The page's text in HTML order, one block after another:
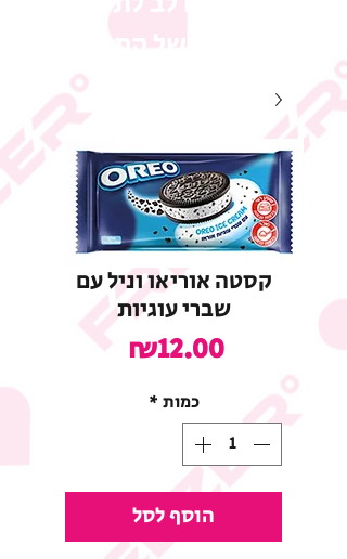
המבצע של המוצר
קסטה אוריאו וניל עם
שברי עוגיות
₪12.00 מחיר
כמות *
הוסף לסל